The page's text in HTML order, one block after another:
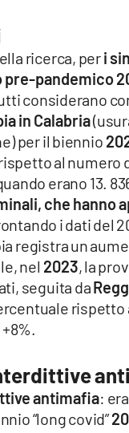
ricerca, peri
pandemico
considerano
in Calabria
per il biennio
al numero
erano 13.
che
i dati del
registra un
nel 2023, la
seguita da
rispetto
antimafia:
“long covid”